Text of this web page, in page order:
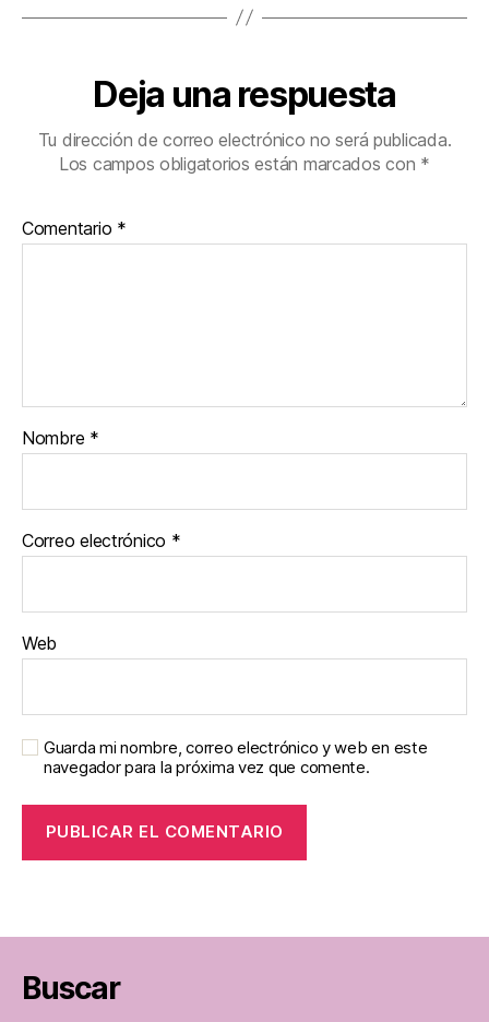
Deja una respuesta
Tu dirección de correo electrónico no será publicada.
Los campos obligatorios están marcados con *
Comentario *
Nombre *
Correo electrónico *
Web
Guarda mi nombre, correo electrónico y web en este
navegador para la próxima vez que comente.
Buscar